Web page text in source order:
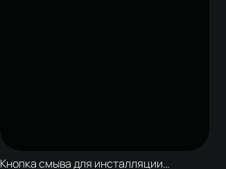
Кнопка смыва для инсталляции